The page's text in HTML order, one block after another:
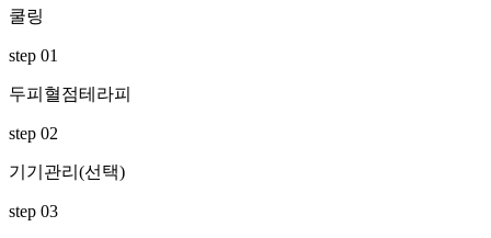
쿨링
step 01
두피혈점테라피
step 02
기기관리(선택)
step 03